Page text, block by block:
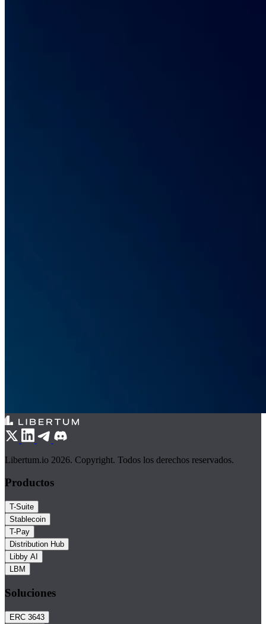
Libertum.io 2026. Copyright. Todos los derechos reservados.
Productos
T-Suite
Stablecoin
T-Pay
Distribution Hub
Libby AI
LBM
Soluciones
ERC 3643